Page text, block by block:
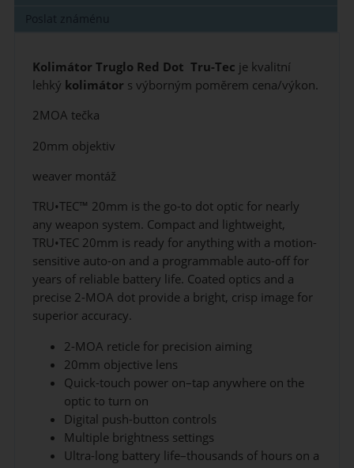
Poslat známénu
Kolimátor Truglo Red Dot Tru-Tec je kvalitní
lehký kolimátor s výborným poměrem cena/výkon.
2MOA tečka
20mm objektiv
weaver montáž
TRU•TEC™ 20mm is the go-to dot optic for nearly
any weapon system. Compact and lightweight,
TRU•TEC 20mm is ready for anything with a motion-
sensitive auto-on and a programmable auto-off for
years of reliable battery life. Coated optics and a
precise 2-MOA dot provide a bright, crisp image for
superior accuracy.
2-MOA reticle for precision aiming
20mm objective lens
Quick-touch power on–tap anywhere on the
optic to turn on
Digital push-button controls
Multiple brightness settings
Ultra-long battery life–thousands of hours on a